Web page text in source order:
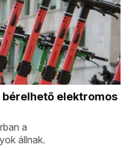
elektromos
a
állnak.